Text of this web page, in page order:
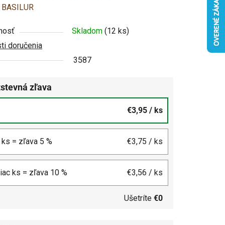
BASILUR
Skladom (12 ks)
doručenia
3587
zľava
€3,95 / ks
= zľava 5 % €3,75 / ks
ks = zľava 10 % €3,56 / ks
Ušetríte €0